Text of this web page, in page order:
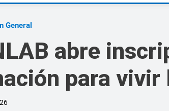
General
abre
para vivir